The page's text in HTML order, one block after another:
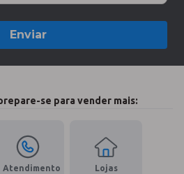
Enviar
se para vender mais:
Atendimento
Lojas